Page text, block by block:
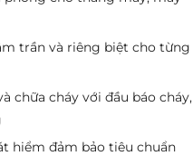
trần và riêng biệt cho từng
chữa cháy với đầu báo cháy,
hiểm đảm bảo tiêu chuẩn